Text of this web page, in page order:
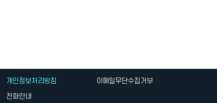
개인정보처리방침
이메일무단수집거부
전화안내